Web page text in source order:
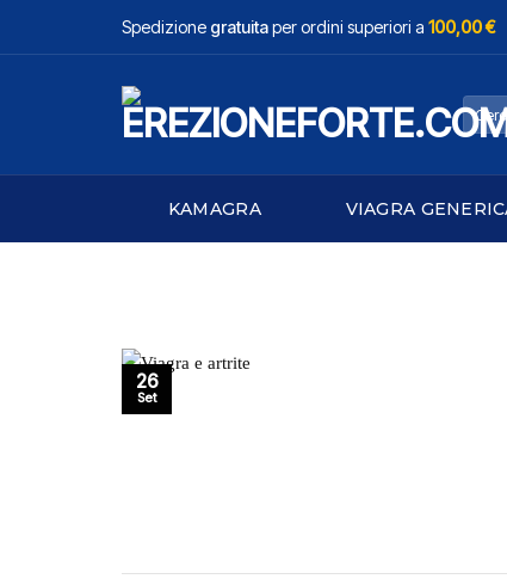
Spedizione gratuitaper ordini superiori a 100,00 €
Cerca:
KAMAGRA VIAGRA
26
Set